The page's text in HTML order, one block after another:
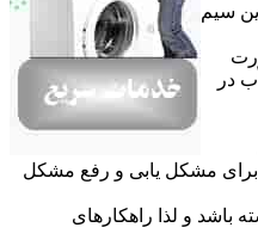
ﺳﯿﻢ
در
برای مشکل یابی و رفع مشکل
باشد و لذا راهکارهای